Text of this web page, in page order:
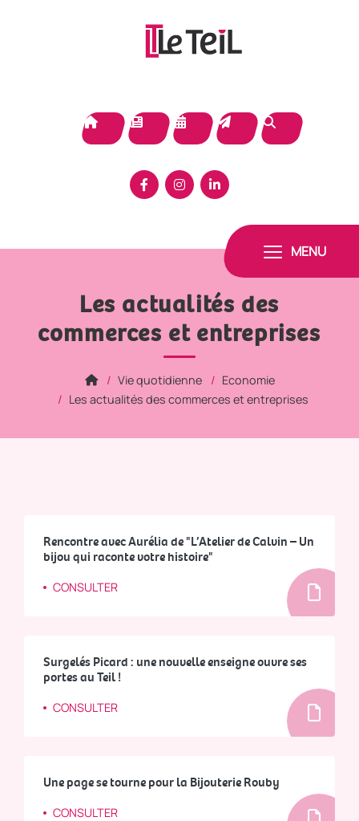
MENU
Les actualités des
commerces et entreprises
Vie quotidienne
Economie
Les actualités des commerces et entreprises
Rencontre avec Aurélia de "L’Atelier de Calvin – Un
bijou qui raconte votre histoire"
CONSULTER
Surgelés Picard : une nouvelle enseigne ouvre ses
portes au Teil !
CONSULTER
Une page se tourne pour la Bijouterie Rouby
CONSULTER